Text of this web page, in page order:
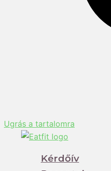
Ugrás a tartalomra
Kérdőív